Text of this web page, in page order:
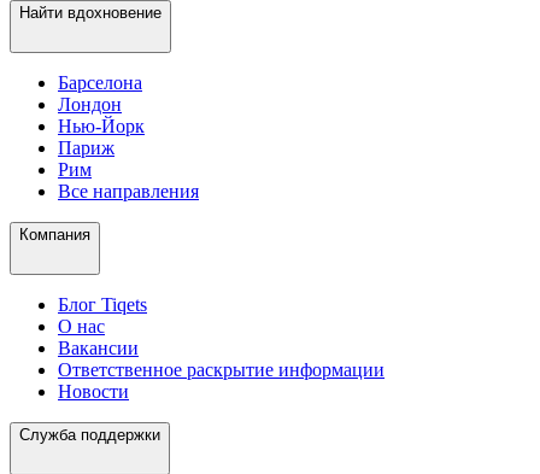
Найти вдохновение
Барселона
Лондон
Нью-Йорк
Париж
Рим
Все направления
Компания
Блог Tiqets
О нас
Вакансии
Ответственное раскрытие информации
Новости
Служба поддержки